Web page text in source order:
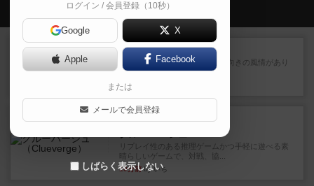
会員の新しい投稿
レビュー クイズすごろく かぶーる
箱絵のデザインは小学校低学年向きの風情があり
ますが、問題のレベルによっ...
1分前
リプレイ性のある推理ゲームかつ手軽に遊べる素
晴らしいゲームで、対戦、協...
10分前by いち
ログイン / 会員登録（10秒）
Google X
Apple Facebook
または
メールで会員登録
しばらく表示しない